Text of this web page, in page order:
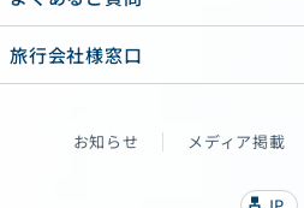
旅行会社様窓口
お知らせ メディア掲載